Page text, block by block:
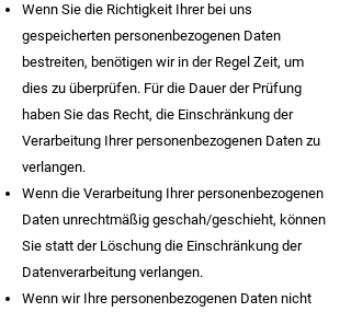
Wenn Sie die Richtigkeit Ihrer bei uns
gespeicherten personenbezogenen Daten
bestreiten, benötigen wir in der Regel Zeit, um
dies zu überprüfen. Für die Dauer der Prüfung
haben Sie das Recht, die Einschränkung der
Verarbeitung Ihrer personenbezogenen Daten zu
verlangen.
Wenn die Verarbeitung Ihrer personenbezogenen
Daten unrechtmäßig geschah/geschieht, können
Sie statt der Löschung die Einschränkung der
Datenverarbeitung verlangen.
Wenn wir Ihre personenbezogenen Daten nicht